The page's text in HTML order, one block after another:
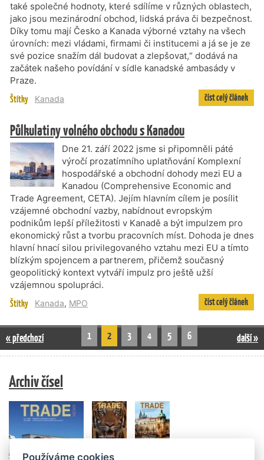
také společné hodnoty, které sdílíme v různých oblastech,
jako jsou mezinárodní obchod, lidská práva či bezpečnost.
Díky tomu mají Česko a Kanada výborné vztahy na všech
úrovních: mezi vládami, firmami či institucemi a já se je ze
své pozice snažím dál budovat a zlepšovat,“ dodává na
začátek našeho povídání v sídle kanadské ambasády v
Praze.
Štítky Kanada číst celý článek
Půlkulatiny volného obchodu s Kanadou
Dne 21. září 2022 jsme si připomněli páté
výročí prozatímního uplatňování Komplexní
hospodářské a obchodní dohody mezi EU a
Kanadou (Comprehensive Economic and
Trade Agreement, CETA). Jejím hlavním cílem je posílit
vzájemné obchodní vazby, nabídnout evropským
podnikům lepší příležitosti v Kanadě a být impulzem pro
ekonomický růst a tvorbu pracovních míst. Dohoda je dnes
hlavní hnací silou privilegovaného vztahu mezi EU a tímto
blízkým spojencem a partnerem, přičemž současný
geopolitický kontext vytváří impulz pro ještě užší
vzájemnou spolupráci.
Štítky Kanada, MPO číst celý článek
« předchozí 1 2 3 4 5 6 další »
Archiv čísel
Používáme cookies